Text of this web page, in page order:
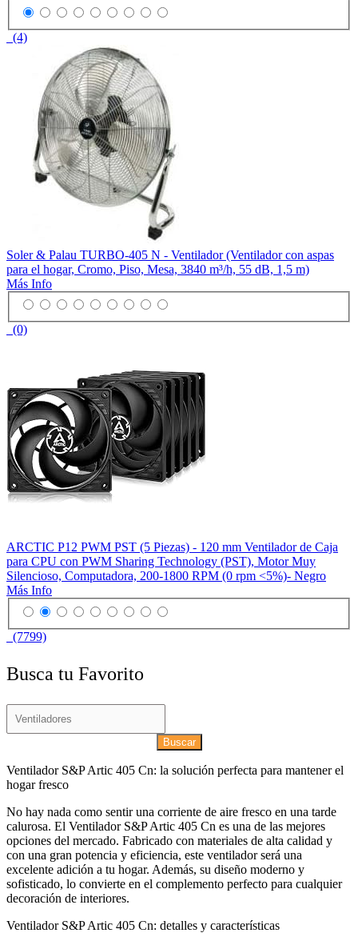
(4)
Soler & Palau TURBO-405 N - Ventilador (Ventilador con aspas
para el hogar, Cromo, Piso, Mesa, 3840 m³/h, 55 dB, 1,5 m)
Más Info
(0)
ARCTIC P12 PWM PST (5 Piezas) - 120 mm Ventilador de Caja
para CPU con PWM Sharing Technology (PST), Motor Muy
Silencioso, Computadora, 200-1800 RPM (0 rpm <5%)- Negro
Más Info
(7799)
Busca tu Favorito
Buscar
Ventilador S&P Artic 405 Cn: la solución perfecta para mantener el
hogar fresco
No hay nada como sentir una corriente de aire fresco en una tarde
calurosa. El Ventilador S&P Artic 405 Cn es una de las mejores
opciones del mercado. Fabricado con materiales de alta calidad y
con una gran potencia y eficiencia, este ventilador será una
excelente adición a tu hogar. Además, su diseño moderno y
sofisticado, lo convierte en el complemento perfecto para cualquier
decoración de interiores.
Ventilador S&P Artic 405 Cn: detalles y características